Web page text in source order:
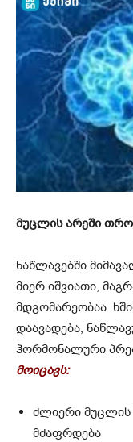
მუცლის არეში
ნაწლავებში
მიერ იშვიათი,
მდგომარეობაა.
დაავადება,
ჰორმონალური
მოიცავს:
ძლიერი მუცლის
მძაფრდება